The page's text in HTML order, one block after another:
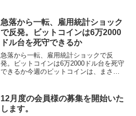
が薄れ、28,000ドル台ま...
急落から一転、雇用統計ショック
で反発。ビットコインは6万2000
ドル台を死守できるか
急落から一転、雇用統計ショックで反
発。ビットコインは6万2000ドル台を死守
できるか今週のビットコインは、まさに
で売り込まれる厳しい展開でしたが、週
末にかけては米雇用...
12月度の会員様の募集を開始いた
します。